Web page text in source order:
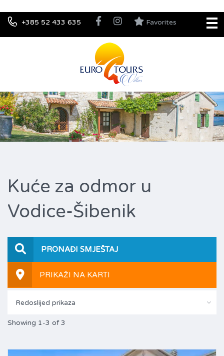
+385 52 433 635 Favorites
Kuće za odmor u
Vodice-Šibenik
PRONAĐI SMJEŠTAJ
PRIKAŽI NA KARTI
Redoslijed prikaza
Showing 1-3 of 3